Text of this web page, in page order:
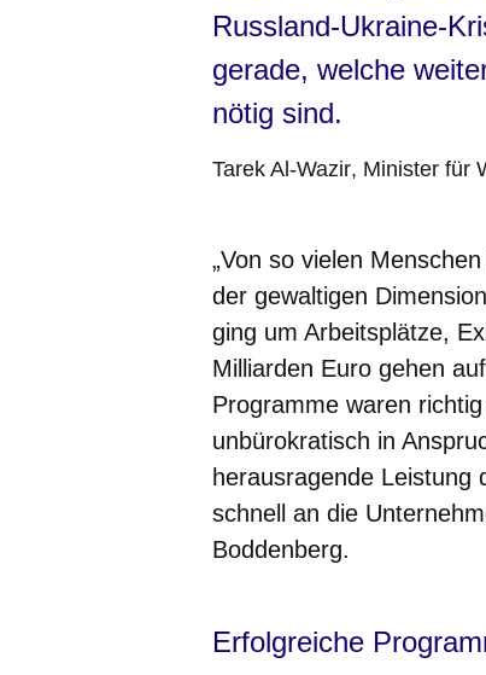
Russland-Ukraine-
gerade, welche
nötig sind.
Tarek Al-Wazir Minister für
„Von so vielen
der gewaltigen
ging um Arbeitsplätze,
Milliarden Euro gehen
Programme waren
unbürokratisch in
herausragende Leistung
schnell an die
Boddenberg.
Erfolgreiche